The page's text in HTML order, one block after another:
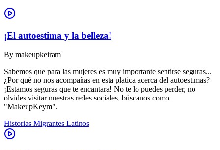
¡El autoestima y la belleza!
By makeupkeiram
Sabemos que para las mujeres es muy importante sentirse seguras...
¿Por qué no nos acompañas en esta platica acerca del autoestimas?
¡Estamos seguras que te encantara! No te lo puedes perder, no
olvides visitar nuestras redes sociales, búscanos como
"MakeupKeym".
Historias Migrantes Latinos